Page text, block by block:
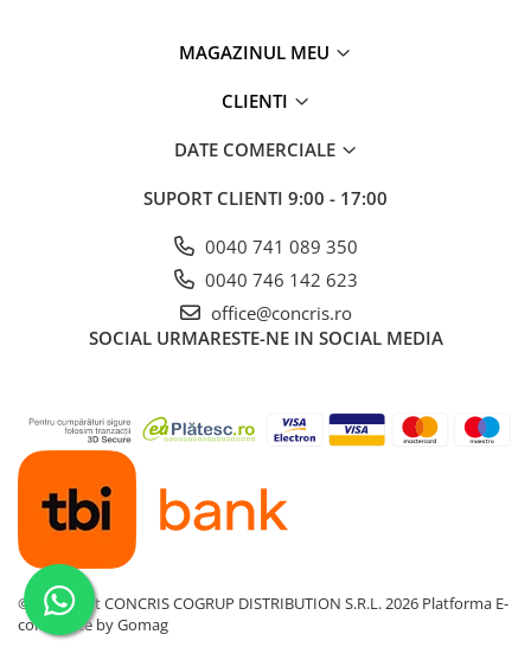
MAGAZINUL MEU
CLIENTI
DATE COMERCIALE
SUPORT CLIENTI 9:00 - 17:00
0040 741 089 350
0040 746 142 623
office@concris.ro
SOCIAL URMARESTE-NE IN SOCIAL MEDIA
©Copyright CONCRIS COGRUP DISTRIBUTION S.R.L. 2026 Platforma E-
commerce by Gomag